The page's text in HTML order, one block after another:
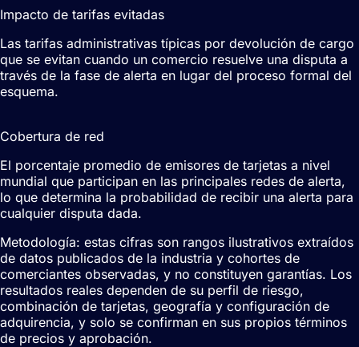
Impacto de tarifas evitadas
Las tarifas administrativas típicas por devolución de cargo
que se evitan cuando un comercio resuelve una disputa a
través de la fase de alerta en lugar del proceso formal del
esquema.
Cobertura de red
El porcentaje promedio de emisores de tarjetas a nivel
mundial que participan en las principales redes de alerta,
lo que determina la probabilidad de recibir una alerta para
cualquier disputa dada.
Metodología: estas cifras son rangos ilustrativos extraídos
de datos publicados de la industria y cohortes de
comerciantes observadas, y no constituyen garantías. Los
resultados reales dependen de su perfil de riesgo,
combinación de tarjetas, geografía y configuración de
adquirencia, y solo se confirman en sus propios términos
de precios y aprobación.